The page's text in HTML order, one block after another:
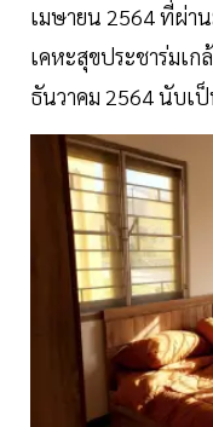
เมษายน 2564 ที่ผ่าน
เคหะสุขประชาร่มเ
ธันวาคม 2564 นับเป็